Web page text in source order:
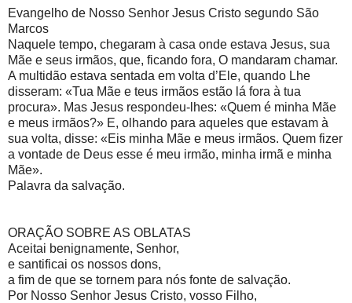
Evangelho de Nosso Senhor Jesus Cristo segundo São
Marcos
Naquele tempo, chegaram à casa onde estava Jesus, sua
Mãe e seus irmãos, que, ficando fora, O mandaram chamar.
A multidão estava sentada em volta d’Ele, quando Lhe
disseram: «Tua Mãe e teus irmãos estão lá fora à tua
procura». Mas Jesus respondeu-lhes: «Quem é minha Mãe
e meus irmãos?» E, olhando para aqueles que estavam à
sua volta, disse: «Eis minha Mãe e meus irmãos. Quem fizer
a vontade de Deus esse é meu irmão, minha irmã e minha
Mãe».
Palavra da salvação.
ORAÇÃO SOBRE AS OBLATAS
Aceitai benignamente, Senhor,
e santificai os nossos dons,
a fim de que se tornem para nós fonte de salvação.
Por Nosso Senhor Jesus Cristo, vosso Filho,